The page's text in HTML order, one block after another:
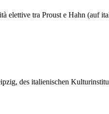
elettive tra Proust e Hahn (auf
des italienischen